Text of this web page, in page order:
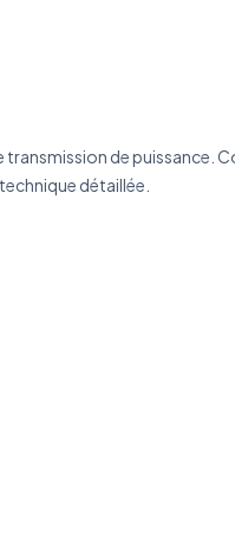
de puissance.
détaillée.
Décrivez votre besoin
J'accepte que mes
Vos